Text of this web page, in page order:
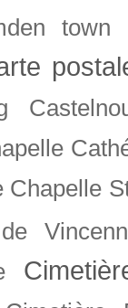
town
Chapelle